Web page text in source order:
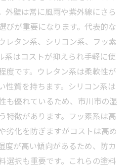
外壁は常に風雨や紫外線にさら
びが重要になります。代表的な
レタン系、シリコン系、フッ素
系はコストが抑えられ手軽に使
度です。ウレタン系は柔軟性が
性質を持ちます。シリコン系は
も優れているため、市川市の湿
特徴があります。フッ素系は高
劣化を防ぎますがコストは高め
度が高い傾向があるため、防カ
選択も重要です。これらの塗料